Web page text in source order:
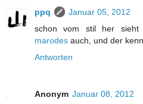
ppq
Januar 05, 2012
schon vom stil her
marodes auch, und der
Antworten
Anonym Januar 08, 2012